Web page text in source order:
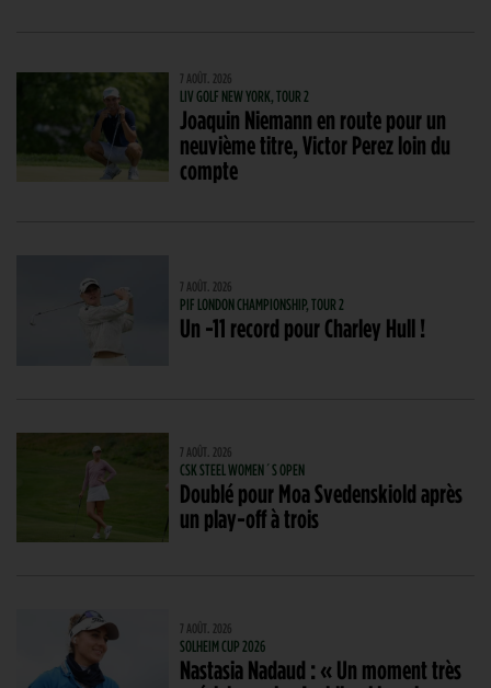
7 AOÛT. 2026
LIV GOLF NEW YORK, TOUR 2
Joaquin Niemann en route pour un
neuvième titre, Victor Perez loin du
compte
7 AOÛT. 2026
PIF LONDON CHAMPIONSHIP, TOUR 2
Un -11 record pour Charley Hull !
7 AOÛT. 2026
CSK STEEL WOMEN´S OPEN
Doublé pour Moa Svedenskiold après
un play-off à trois
7 AOÛT. 2026
SOLHEIM CUP 2026
Nastasia Nadaud : « Un moment très